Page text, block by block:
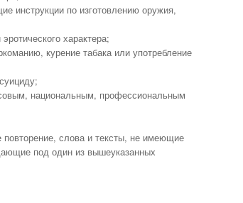
инструкции по изготовлению оружия,
характера;
курение табака или употребление
национальным, профессиональным
слова и тексты, не имеющие
под один из вышеуказанных